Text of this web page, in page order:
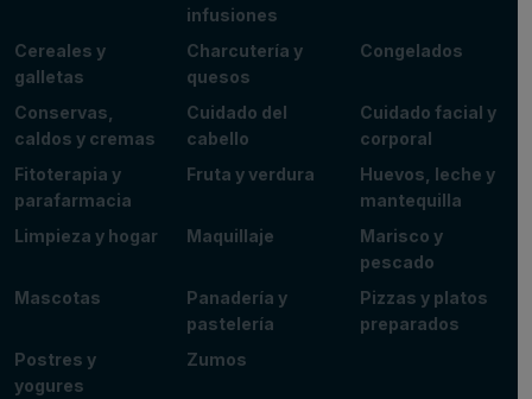
infusiones
Cereales y
galletas
Charcutería y
quesos
Congelados
Conservas,
caldos y cremas
Cuidado del
cabello
Cuidado facial y
corporal
Fitoterapia y
parafarmacia
Fruta y verdura
Huevos, leche y
mantequilla
Limpieza y hogar
Maquillaje
Marisco y
pescado
Mascotas
Panadería y
pastelería
Pizzas y platos
preparados
Postres y
yogures
Zumos